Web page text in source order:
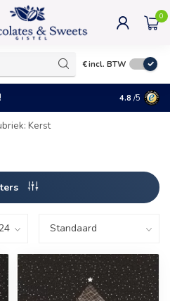
0
€incl. BTW
4.8 /5
Kerst